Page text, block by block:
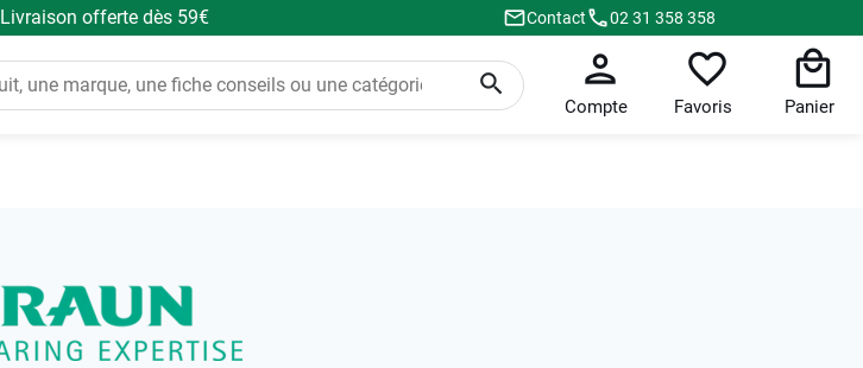
Livraison offerte dès 59€ Contact 02 31 358 358
Compte Favoris Panier